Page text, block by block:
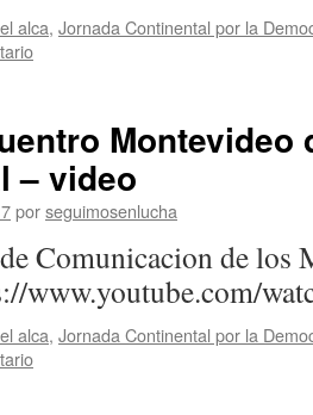
alca, Jornada Continental por la
Montevideo
– video
porseguimosenlucha
Comunicacion de los
www.youtube.com/
alca, Jornada Continental por la